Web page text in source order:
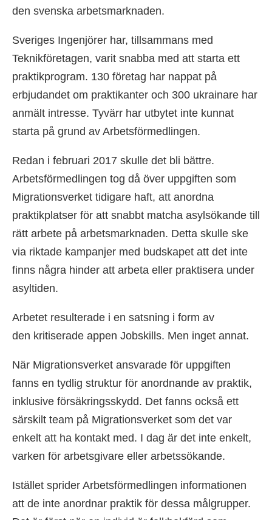
den svenska arbetsmarknaden.
Sveriges Ingenjörer har, tillsammans med
Teknikföretagen, varit snabba med att starta ett
praktikprogram. 130 företag har nappat på
erbjudandet om praktikanter och 300 ukrainare har
anmält intresse. Tyvärr har utbytet inte kunnat
starta på grund av Arbetsförmedlingen.
Redan i februari 2017 skulle det bli bättre.
Arbetsförmedlingen tog då över uppgiften som
Migrationsverket tidigare haft, att anordna
praktikplatser för att snabbt matcha asylsökande till
rätt arbete på arbetsmarknaden. Detta skulle ske
via riktade kampanjer med budskapet att det inte
finns några hinder att arbeta eller praktisera under
asyltiden.
Arbetet resulterade i en satsning i form av
den kritiserade appen Jobskills. Men inget annat.
När Migrationsverket ansvarade för uppgiften
fanns en tydlig struktur för anordnande av praktik,
inklusive försäkringsskydd. Det fanns också ett
särskilt team på Migrationsverket som det var
enkelt att ha kontakt med. I dag är det inte enkelt,
varken för arbetsgivare eller arbetssökande.
Istället sprider Arbetsförmedlingen informationen
att de inte anordnar praktik för dessa målgrupper.